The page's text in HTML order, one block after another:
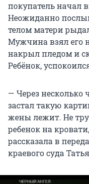
покупатель начал
Неожиданно
телом матери
Мужчина взял его
накрыл пледом и
Ребёнок,
— Через несколько
застал такую
жены лежит. Не
ребенок на
рассказала в
краевого суда